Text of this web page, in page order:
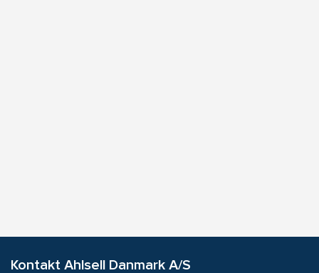
Kontakt Ahlsell Danmark A/S